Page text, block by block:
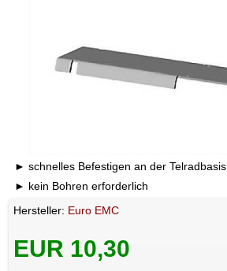
schnelles Befestigen an der Telradbasis
kein Bohren erforderlich
Hersteller: Euro EMC
EUR 10,30